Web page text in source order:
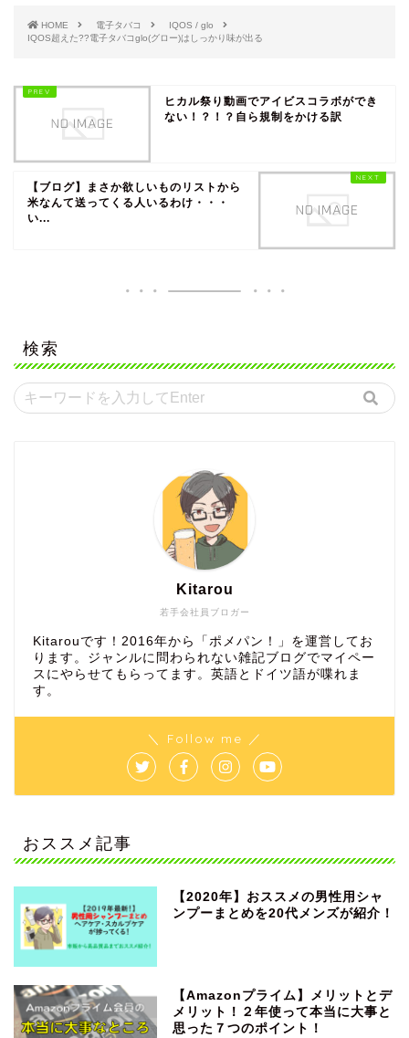
HOME 電子タバコ
IQOS / glo
IQOS超えた??電子タバコglo(グロー)はしっかり味が出る
ヒカル祭り動画でアイビスコラボができ
ない！？！？自ら規制をかける訳
【ブログ】まさか欲しいものリストから
米なんて送ってくる人いるわけ・・・
い...
検索
若手会社員ブロガー
Kitarou
Kitarouです！2016年から「ポメパン！」を運営してお
ります。ジャンルに問わられない雑記ブログでマイペー
スにやらせてもらってます。英語とドイツ語が喋れま
す。
＼ Follow me ／
おススメ記事
【2020年】おススメの男性用シャ
ンプーまとめを20代メンズが紹介！
【Amazonプライム】メリットとデ
メリット！２年使って本当に大事と
思った７つのポイント！